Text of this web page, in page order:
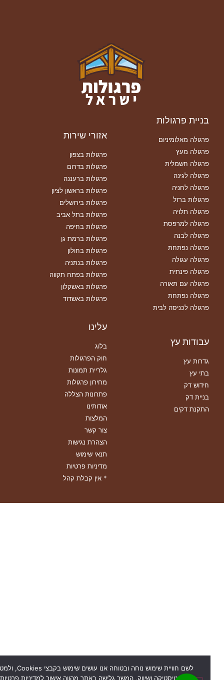
בניית פרגולות
פרגולה מאלומיניום
פרגולה מעץ
פרגולה חשמלית
פרגולה לגינה
פרגולה לחניה
פרגולות ברזל
פרגולה תלויה
פרגולה למרפסת
פרגולה לבנה
פרגולה נפתחת
פרגולה עגולה
פרגולה פינתית
פרגולה עם תאורה
פרגולה נפתחת
פרגולה לכניסה לבית
אזורי שירות
פרגולות בצפון
פרגולות בדרום
פרגולות ברעננה
פרגולות בראשון לציון
פרגולות בירושלים
פרגולות בתל אביב
פרגולות בחיפה
פרגולות ברמת גן
פרגולות בחולון
פרגולות בנתניה
פרגולות בפתח תקווה
פרגולות באשקלון
פרגולות באשדוד
עבודות עץ
גדרות עץ
בתי עץ
חידוש דק
בניית דק
התקנת דקים
עלינו
חוק הפרגולות
גלריית תמונות
מחירון פרגולות
פתרונות הצללה
אודותינו
המלצות
צור קשר
הצהרת נגישות
תנאי שימוש
מדיניות פרטיות
* אין קבלת קהל
לשם חוויית שימוש נוחה ובטוחה אנו עושים שימוש בקבצי Cookies, ולמטרות
סטטיסטיקה ושיווק. המשך גלישה באתר מהווה אישור למדיניות פרטיות.